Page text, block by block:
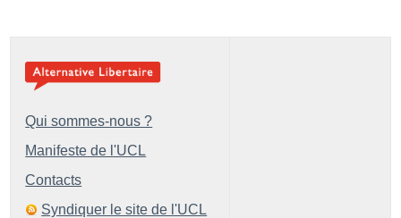
Qui sommes-nous ?
Manifeste de l'UCL
Contacts
Syndiquer le site de l'UCL